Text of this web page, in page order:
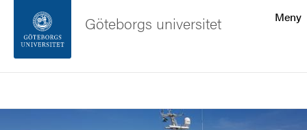
Sidfoten
Meny
Göteborgs universitet
Bild